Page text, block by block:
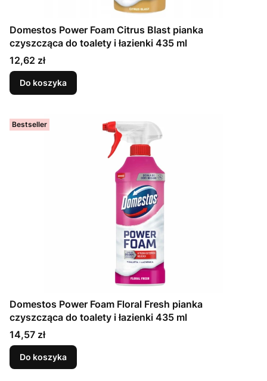
Domestos Power Foam Citrus Blast pianka
czyszcząca do toalety i łazienki 435 ml
Cena
12,62 zł
Do koszyka
Bestseller
Domestos Power Foam Floral Fresh pianka
czyszcząca do toalety i łazienki 435 ml
Cena
14,57 zł
Do koszyka